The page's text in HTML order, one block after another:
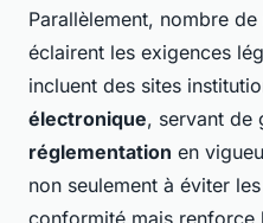
Parallèlement, nombre de
éclairent les exigences
incluent des sites
électronique, servant de
réglementation en
non seulement à éviter